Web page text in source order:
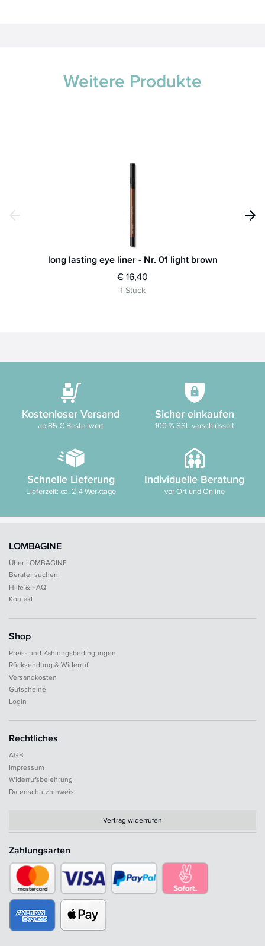
Weitere Produkte
long lasting eye liner - Nr. 01 light brown
€ 16,40
1 Stück
Kostenloser Versand
ab 85 € Bestellwert
Sicher einkaufen
100 % SSL verschlüsselt
Schnelle Lieferung
Lieferzeit: ca. 2-4 Werktage
Individuelle Beratung
vor Ort und Online
LOMBAGINE
Über LOMBAGINE
Berater suchen
Hilfe & FAQ
Kontakt
Shop
Preis- und Zahlungsbedingungen
Rücksendung & Widerruf
Versandkosten
Gutscheine
Login
Rechtliches
AGB
Impressum
Widerrufsbelehrung
Datenschutzhinweis
Vertrag widerrufen
Zahlungsarten